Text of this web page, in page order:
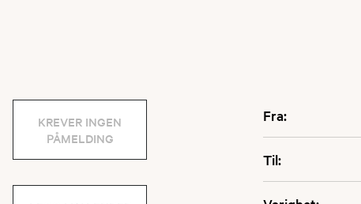
Fra:
Til:
KREVER INGEN
PÅMELDING